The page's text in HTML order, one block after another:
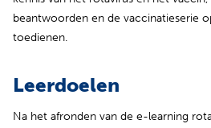
beantwoorden en de vaccinatieserie
toedienen.
Leerdoelen
Na het afronden van de e-learning